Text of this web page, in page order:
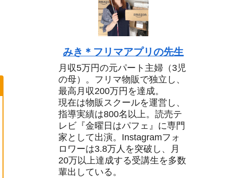
みき＊フリマアプリの先生
月収5万円の元パート主婦（3児
の母）。フリマ物販で独立し、
最高月収200万円を達成。
現在は物販スクールを運営し、
指導実績は800名以上。読売テ
レビ『金曜日はパフェ』に専門
家として出演。Instagramフォ
ロワーは3.8万人を突破し、月
20万以上達成する受講生を多数
輩出している。